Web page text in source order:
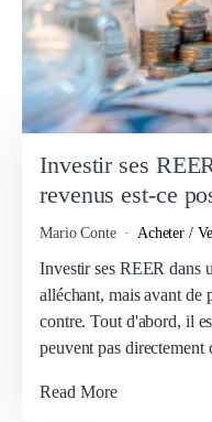
Investir ses
revenus est-ce
Mario Conte Acheter /
Investir ses REER dans
alléchant, mais avant de
contre. Tout d'abord, il
peuvent pas
Read More